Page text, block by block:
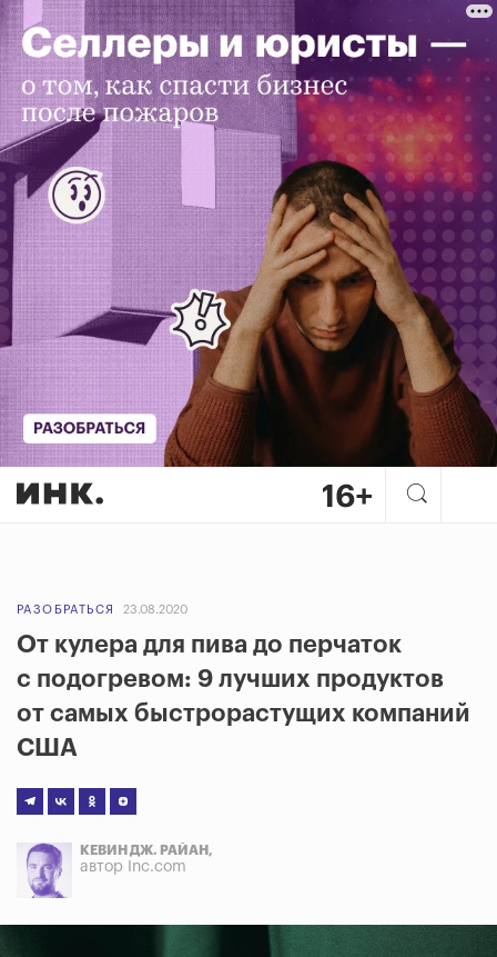
РАЗОБРАТЬСЯ 23.08.2020
От кулера для пива до перчаток
с подогревом: 9 лучших продуктов
от самых быстрорастущих компаний
США
КЕВИН ДЖ. РАЙАН,
автор Inc.com